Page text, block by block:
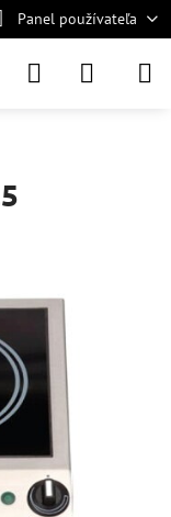
Panel používateľa